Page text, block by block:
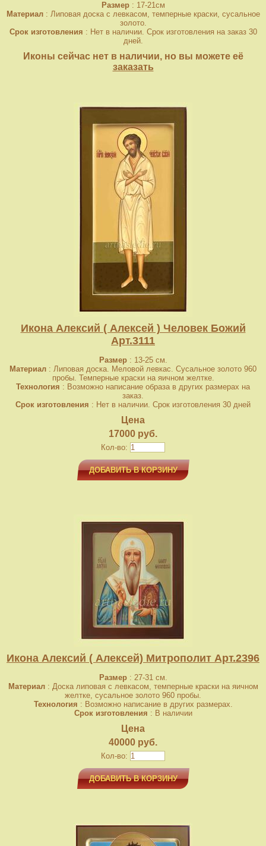
Размер: 17-21см
Материал: Липовая доска с левкасом, темперные краски, сусальное
золото.
Срок изготовления : Нет в наличии. Срок изготовления на заказ 30
дней.
Иконы сейчас нет в наличии, но вы можете её
заказать
Икона Алексий ( Алексей ) Человек Божий
Арт.3111
Размер: 13-25 см.
Материал : Липовая доска. Меловой левкас. Сусальное золото 960
пробы. Темперные краски на яичном желтке.
Технология : Возможно написание образа в других размерах на
заказ.
Срок изготовления : Нет в наличии. Срок изготовления 30 дней
Цена
17000 руб.
Кол-во:
ДОБАВИТЬ В КОРЗИНУ
Икона Алексий ( Алексей) Митрополит Арт.2396
Размер: 27-31 см.
Материал: Доска липовая с левкасом, темперные краски на яичном
желтке, сусальное золото 960 пробы.
Технология : Возможно написание в других размерах.
Срок изготовления : В наличии
Цена
40000 руб.
Кол-во:
ДОБАВИТЬ В КОРЗИНУ